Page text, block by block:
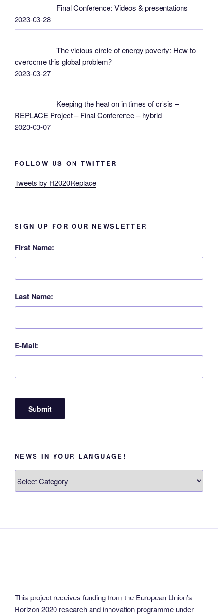
Final Conference: Videos & presentations
2023-03-28
The vicious circle of energy poverty: How to
overcome this global problem?
2023-03-27
Keeping the heat on in times of crisis –
REPLACE Project – Final Conference – hybrid
2023-03-07
FOLLOW US ON TWITTER
Tweets by H2020Replace
SIGN UP FOR OUR NEWSLETTER
First Name:
Last Name:
E-Mail:
NEWS IN YOUR LANGUAGE!
in
This project receives funding from the European Union’s
Horizon 2020 research and innovation programme under